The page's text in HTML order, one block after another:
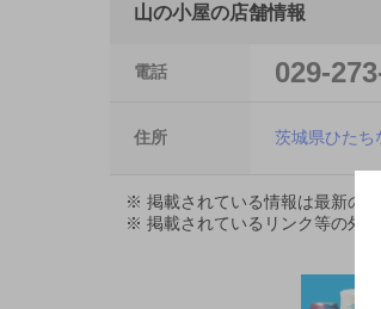
山の小屋の店舗情報
電話 029-
住所 茨城県ひたち
※ 掲載されている情報は最新の
※ 掲載されているリンク等の外